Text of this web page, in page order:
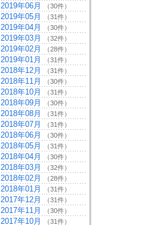
2019年06月 （30件）
2019年05月 （31件）
2019年04月 （30件）
2019年03月 （32件）
2019年02月 （28件）
2019年01月 （31件）
2018年12月 （31件）
2018年11月 （30件）
2018年10月 （31件）
2018年09月 （30件）
2018年08月 （31件）
2018年07月 （31件）
2018年06月 （30件）
2018年05月 （31件）
2018年04月 （30件）
2018年03月 （32件）
2018年02月 （28件）
2018年01月 （31件）
2017年12月 （31件）
2017年11月 （30件）
2017年10月 （31件）